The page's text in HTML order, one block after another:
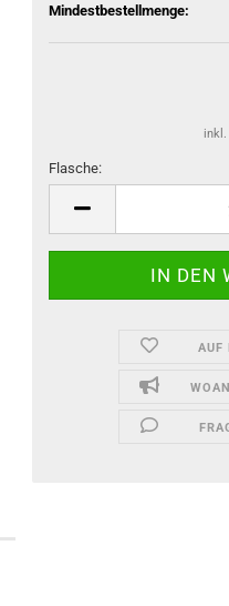
Mindestbestellmenge:
inkl.
Flasche:
Flasche
AUF